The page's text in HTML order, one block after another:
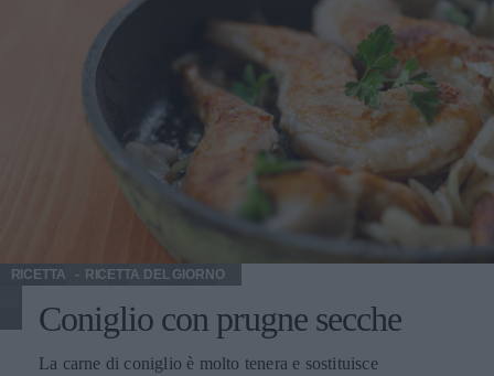
no?, per rivivere con gli amici l’atmosfera del Natale
appena trascorso: il panettone allo zabaione. Per chi ha
problemi di linea o di glicemia una nota. Questo dessert ha
1400 calorie per porzione. Ma per gustare il panettone allo
zabaione basta regolarsi con le portate precedenti e far
entrare una modesta fetta di dolce nel computo delle
calorie previste. Senza abbinamento di vino, peraltro non
consigliabile per questo panettone allo zabaione.
RICETTA RICETTA DEL GIORNO
Coniglio con prugne secche
La carne di coniglio è molto tenera e sostituisce